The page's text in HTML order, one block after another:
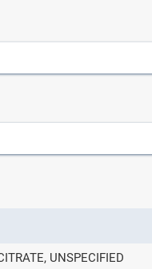
UNSPECIFIED